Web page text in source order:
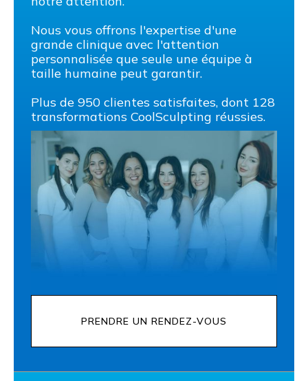
Nous vous offrons l'expertise d'une
grande clinique avec l'attention
personnalisée que seule une équipe à
taille humaine peut garantir.
Plus de 950 clientes satisfaites, dont 128
transformations CoolSculpting réussies.
PRENDRE UN RENDEZ-VOUS